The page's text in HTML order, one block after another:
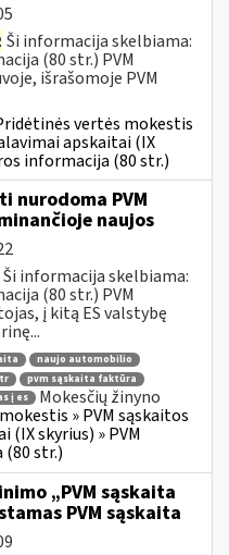
Ši informacija skelbiama:
(80 str.) PVM
išrašomoje PVM
vertės mokestis
apskaitai (IX
informacija (80 str.)
PVM
naujos
informacija skelbiama:
(80 str.) PVM
į kitą ES valstybę
naujo automobilio
pvm sąskaita faktūra
į es
Mokesčių žinyno
» PVM sąskaitos
skyrius) » PVM
str.)
„PVM sąskaita
PVM sąskaita